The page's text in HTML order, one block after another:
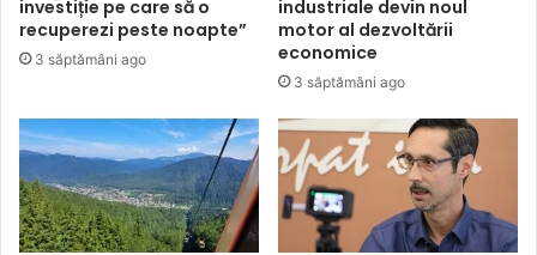
investiție pe care să o
recuperezi peste noapte”
3 săptămâni ago
industriale devin noul
motor al dezvoltării
economice
3 săptămâni ago